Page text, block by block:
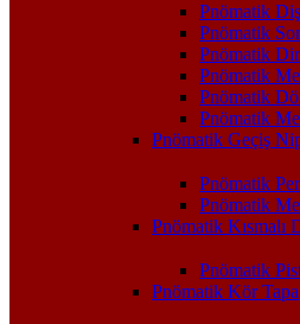
Pnömatik
Pnömatik
Pnömatik
Pnömatik
Pnömatik
Pnömatik
Pnömatik Geçiş
Pnömatik
Pnömatik
Pnömatik Kısmalı
Pnömatik
Pnömatik Kör Tapa